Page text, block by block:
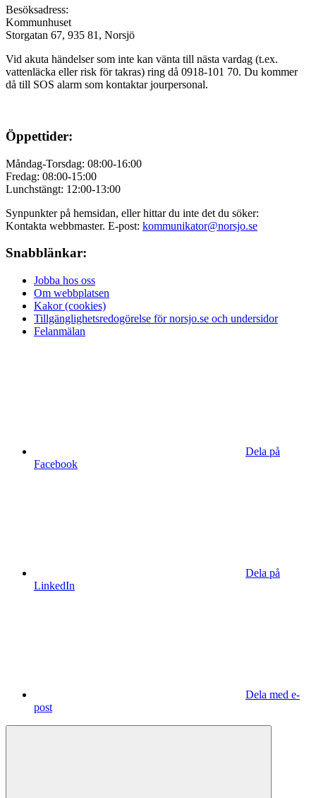
Besöksadress:
Kommunhuset
Storgatan 67, 935 81, Norsjö
Vid akuta händelser som inte kan vänta till nästa vardag (t.ex.
vattenläcka ellerrisk för takras) ring då 0918-101 70. Du kommer
då till SOS alarm som kontaktar jourpersonal.
Öppettider:
Måndag-Torsdag: 08:00-16:00
Fredag: 08:00-15:00
Lunchstängt: 12:00-13:00
Synpunkter på hemsidan, eller hittar du inte det du söker:
Kontakta webbmaster. E-post: kommunikator@norsjo.se
Snabblänkar:
Jobba hos oss
Om webbplatsen
Kakor (cookies)
Tillgänglighetsredogörelse för norsjo.se och undersidor
Felanmälan
Dela på
Facebook
Dela på
LinkedIn
Dela med e-
post